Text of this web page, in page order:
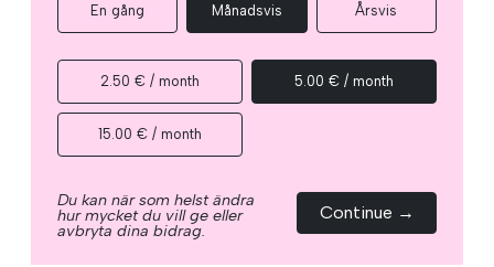
En gång Månadsvis Årsvis
2.50 € / month 5.00 € / month
15.00 € / month
Du kan när som helst ändra
hur mycket du vill ge eller
avbryta dina bidrag.
Continue →